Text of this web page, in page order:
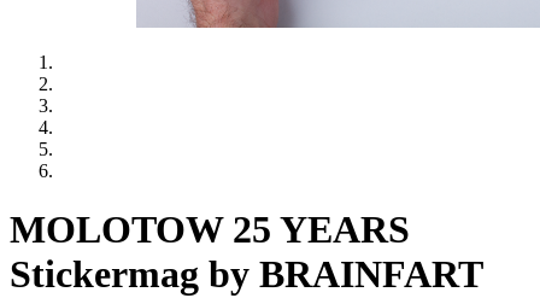
MOLOTOW 25 YEARS
Stickermag by BRAINFART